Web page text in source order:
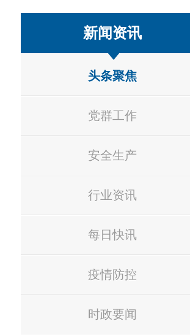
新闻资讯
头条聚焦
党群工作
安全生产
行业资讯
每日快讯
疫情防控
时政要闻